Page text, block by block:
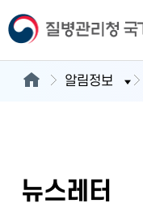
알림정보
뉴스레터